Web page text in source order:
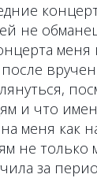
не
меня
и что
меня как
не только
за